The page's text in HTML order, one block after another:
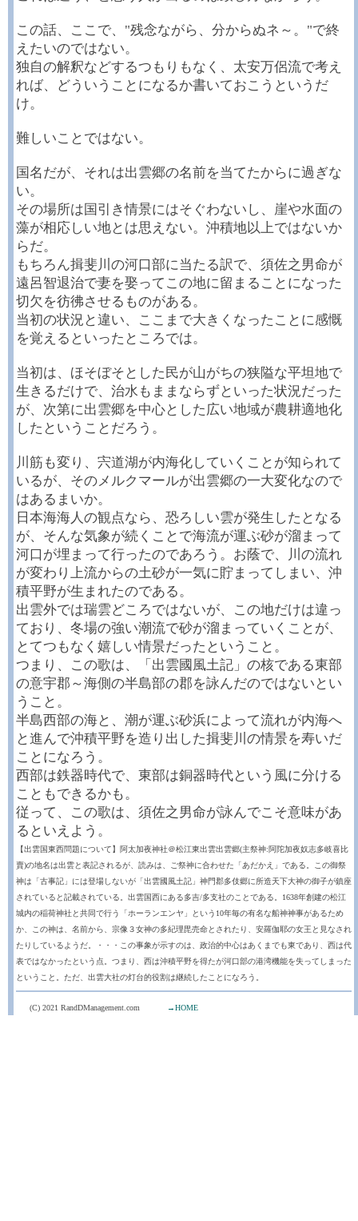
この話、ここで、"残念ながら、分からぬネ～。"で終
えたいのではない。
独自の解釈などするつもりもなく、太安万侶流で考え
れば、どういうことになるか書いておこうというだ
け。
難しいことではない。
国名だが、それは出雲郷の名前を当てたからに過ぎな
い。
その場所は国引き情景にはそぐわないし、崖や水面の
藻が相応しい地とは思えない。沖積地以上ではないか
らだ。
もちろん揖斐川の河口部に当たる訳で、須佐之男命が
遠呂智退治で妻を娶ってこの地に留まることになった
切欠を彷彿させるものがある。
当初の状況と違い、ここまで大きくなったことに感慨
を覚えるといったところでは。
当初は、ほそぼそとした民が山がちの狭隘な平坦地で
生きるだけで、治水もままならずといった状況だった
が、次第に出雲郷を中心とした広い地域が農耕適地化
したということだろう。
川筋も変り、宍道湖が内海化していくことが知られて
いるが、そのメルクマールが出雲郷の一大変化なので
はあるまいか。
日本海海人の観点なら、恐ろしい雲が発生したとなる
が、そんな気象が続くことで海流が運ぶ砂が溜まって
河口が埋まって行ったのであろう。お蔭で、川の流れ
が変わり上流からの土砂が一気に貯まってしまい、沖
積平野が生まれたのである。
出雲外では瑞雲どころではないが、この地だけは違っ
ており、冬場の強い潮流で砂が溜まっていくことが、
とてつもなく嬉しい情景だったということ。
つまり、この歌は、「出雲國風土記」の核である東部
の意宇郡～海側の半島部の郡を詠んだのではないとい
うこと。
半島西部の海と、潮が運ぶ砂浜によって流れが内海へ
と進んで沖積平野を造り出した揖斐川の情景を寿いだ
ことになろう。
西部は鉄器時代で、東部は銅器時代という風に分ける
こともできるかも。
従って、この歌は、須佐之男命が詠んでこそ意味があ
るといえよう。
【出雲国東西問題について】阿太加夜神社＠松江東出雲出雲郷(主祭神:阿陀加夜奴志多岐喜比
賣)の地名は出雲と表記されるが、読みは、ご祭神に合わせた「あだかえ」である。この御祭
神は「古事記」には登場しないが「出雲國風土記」神門郡多伎郷に所造天下大神の御子が鎮座
されていると記載されている。出雲国西にある多吉/多支社のことである。1638年創建の松江
城内の稲荷神社と共同で行う「ホーランエンヤ」という10年毎の有名な船神神事があるため
か、この神は、名前から、宗像３女神の多紀理毘売命とされたり、安羅伽耶の女王と見なされ
たりしているようだ。・・・この事象が示すのは、政治的中心はあくまでも東であり、西は代
表ではなかったという点。つまり、西は沖積平野を得たが河口部の港湾機能を失ってしまった
ということ。ただ、出雲大社の灯台的役割は継続したことになろう。
(C) 2021 RandDManagement.com →HOME